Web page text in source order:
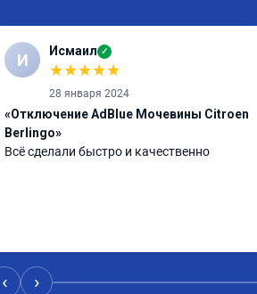
И Исмаил ✓
★★★★★
28 января 2024
«Отключение AdBlue Мочевины Citroen
Berlingo»
Всё сделали быстро и качественно
‹ ›